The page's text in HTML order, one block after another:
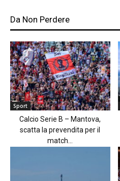
Da Non Perdere
Sport
Calcio Serie B – Mantova,
scatta la prevendita per il
match...